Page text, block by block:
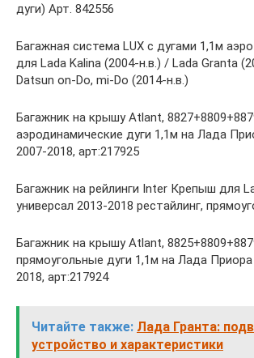
дуги) Арт. 842556
Багажная система LUX с дугами 1,1м
для Lada Kalina (2004-н.в.) / Lada Granta
Datsun on-Do, mi-Do (2014-н.в.)
Багажник на крышу Atlant,
аэродинамические дуги 1,1м на Лада
2007-2018, арт:217925
Багажник на рейлинги Inter Крепыш для
универсал 2013-2018 рестайлинг,
Багажник на крышу Atlant,
прямоугольные дуги 1,1м на Лада
2018, арт:217924
Читайте также: Лада Гранта:
устройство и характеристики